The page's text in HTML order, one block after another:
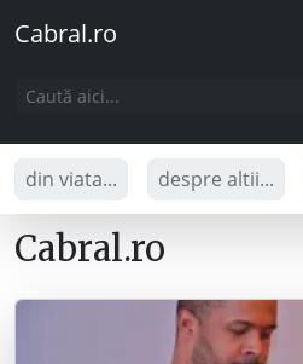
Cabral.ro
din viata... despre altii...
Cabral.ro